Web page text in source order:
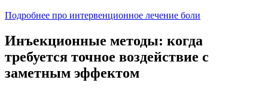
Подробнее про интервенционное лечение боли
Инъекционные методы: когда
требуется точное воздействие с
заметным эффектом